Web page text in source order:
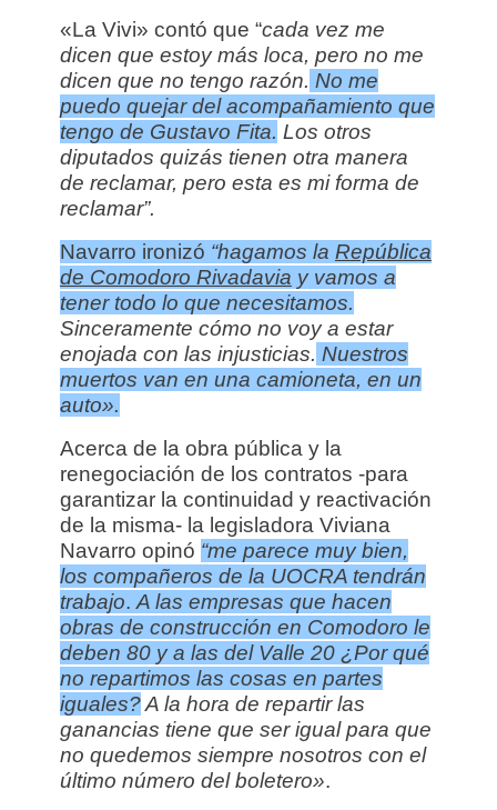
«La Vivi» contó que “cada vez me
dicen que estoy más loca, pero no me
dicen que no tengo razón. No me
puedo quejar del acompañamiento que
tengo de Gustavo Fita. Los otros
diputados quizás tienen otra manera
de reclamar, pero esta es mi forma de
reclamar”.
Navarro ironizó “hagamos la República
de Comodoro Rivadavia y vamos a
tener todo lo que necesitamos.
Sinceramente cómo no voy a estar
enojada con las injusticias. Nuestros
muertos van en una camioneta, en un
auto».
Acerca de la obra pública y la
renegociación de los contratos -para
garantizar la continuidad y reactivación
de la misma- la legisladora Viviana
Navarro opinó “me parece muy bien,
los compañeros de la UOCRA tendrán
trabajo. A las empresas que hacen
obras de construcción en Comodoro le
deben 80 y a las del Valle 20 ¿Por qué
no repartimos las cosas en partes
iguales?A la hora de repartir las
ganancias tiene que ser igual para que
no quedemos siempre nosotros con el
último número del boletero».